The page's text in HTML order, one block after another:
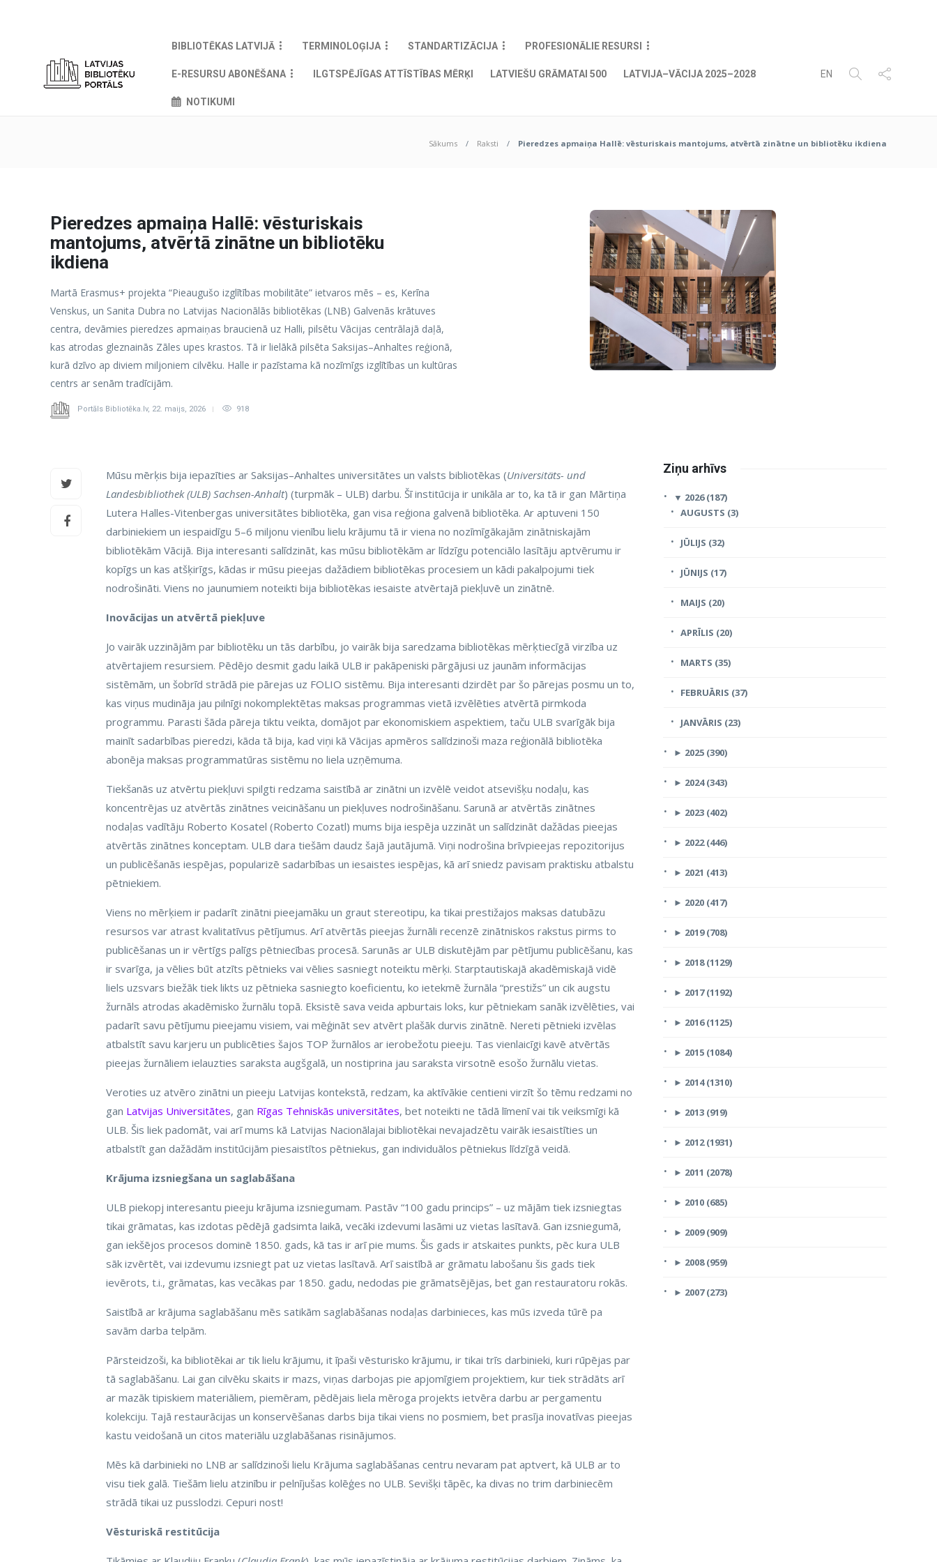
BIBLIOTĒKAS LATVIJĀ TERMINOLOĢIJA STANDARTIZĀCIJA PROFESIONĀLIE RESURSI
E-RESURSU ABONĒŠANA ILGTSPĒJĪGAS ATTĪSTĪBAS MĒRĶI LATVIEŠU GRĀMATAI 500 LATVIJA–VĀCIJA 2025–2028
NOTIKUMI
EN
Sākums Raksti Pieredzes apmaiņa Hallē: vēsturiskais mantojums, atvērtā zinātne un bibliotēku ikdiena
Pieredzes apmaiņa Hallē: vēsturiskais
mantojums, atvērtā zinātne un bibliotēku
ikdiena
Martā Erasmus+ projekta “Pieaugušo izglītības mobilitāte” ietvaros mēs – es, Kerīna
Venskus, un Sanita Dubra no Latvijas Nacionālās bibliotēkas (LNB) Galvenās krātuves
centra, devāmies pieredzes apmaiņas braucienā uz Halli, pilsētu Vācijas centrālajā daļā,
kas atrodas gleznainās Zāles upes krastos. Tā ir lielākā pilsēta Saksijas–Anhaltes reģionā,
kurā dzīvo ap diviem miljoniem cilvēku. Halle ir pazīstama kā nozīmīgs izglītības un kultūras
centrs ar senām tradīcijām.
Portāls Bibliotēka.lv, 22. maijs, 2026 918
Mūsu mērķis bija iepazīties ar Saksijas–Anhaltes universitātes un valsts bibliotēkas (Universitäts- und
Landesbibliothek (ULB) Sachsen-Anhalt) (turpmāk – ULB) darbu. Šī institūcija ir unikāla ar to, ka tā ir gan Mārtiņa
Lutera Halles-Vitenbergas universitātes bibliotēka, gan visa reģiona galvenā bibliotēka. Ar aptuveni 150
darbiniekiem un iespaidīgu 5–6 miljonu vienību lielu krājumu tā ir viena no nozīmīgākajām zinātniskajām
bibliotēkām Vācijā. Bija interesanti salīdzināt, kas mūsu bibliotēkām ar līdzīgu potenciālo lasītāju aptvērumu ir
kopīgs un kas atšķirīgs, kādas ir mūsu pieejas dažādiem bibliotēkas procesiem un kādi pakalpojumi tiek
nodrošināti. Viens no jaunumiem noteikti bija bibliotēkas iesaiste atvērtajā piekļuvē un zinātnē.
Inovācijas un atvērtā piekļuve
Jo vairāk uzzinājām par bibliotēku un tās darbību, jo vairāk bija saredzama bibliotēkas mērķtiecīgā virzība uz
atvērtajiem resursiem. Pēdējo desmit gadu laikā ULB ir pakāpeniski pārgājusi uz jaunām informācijas
sistēmām, un šobrīd strādā pie pārejas uz FOLIO sistēmu. Bija interesanti dzirdēt par šo pārejas posmu un to,
kas viņus mudināja jau pilnīgi nokomplektētas maksas programmas vietā izvēlēties atvērtā pirmkoda
programmu. Parasti šāda pāreja tiktu veikta, domājot par ekonomiskiem aspektiem, taču ULB svarīgāk bija
mainīt sadarbības pieredzi, kāda tā bija, kad viņi kā Vācijas apmēros salīdzinoši maza reģionālā bibliotēka
abonēja maksas programmatūras sistēmu no liela uzņēmuma.
Tiekšanās uz atvērtu piekļuvi spilgti redzama saistībā ar zinātni un izvēlē veidot atsevišķu nodaļu, kas
koncentrējas uz atvērtās zinātnes veicināšanu un piekļuves nodrošināšanu. Sarunā ar atvērtās zinātnes
nodaļas vadītāju Roberto Kosatel (Roberto Cozatl) mums bija iespēja uzzināt un salīdzināt dažādas pieejas
atvērtās zinātnes konceptam. ULB dara tiešām daudz šajā jautājumā. Viņi nodrošina brīvpieejas repozitorijus
un publicēšanās iespējas, popularizē sadarbības un iesaistes iespējas, kā arī sniedz pavisam praktisku atbalstu
pētniekiem.
Viens no mērķiem ir padarīt zinātni pieejamāku un graut stereotipu, ka tikai prestižajos maksas datubāzu
resursos var atrast kvalitatīvus pētījumus. Arī atvērtās pieejas žurnāli recenzē zinātniskos rakstus pirms to
publicēšanas un ir vērtīgs palīgs pētniecības procesā. Sarunās ar ULB diskutējām par pētījumu publicēšanu, kas
ir svarīga, ja vēlies būt atzīts pētnieks vai vēlies sasniegt noteiktu mērķi. Starptautiskajā akadēmiskajā vidē
liels uzsvars biežāk tiek likts uz pētnieka sasniegto koeficientu, ko ietekmē žurnāla “prestižs” un cik augstu
žurnāls atrodas akadēmisko žurnālu topā. Eksistē sava veida apburtais loks, kur pētniekam sanāk izvēlēties, vai
padarīt savu pētījumu pieejamu visiem, vai mēģināt sev atvērt plašāk durvis zinātnē. Nereti pētnieki izvēlas
atbalstīt savu karjeru un publicēties šajos TOP žurnālos ar ierobežotu pieeju. Tas vienlaicīgi kavē atvērtās
pieejas žurnāliem ielauzties saraksta augšgalā, un nostiprina jau saraksta virsotnē esošo žurnālu vietas.
Veroties uz atvēro zinātni un pieeju Latvijas kontekstā, redzam, ka aktīvākie centieni virzīt šo tēmu redzami no
gan Latvijas Universitātes, gan Rīgas Tehniskās universitātes, bet noteikti ne tādā līmenī vai tik veiksmīgi kā
ULB. Šis liek padomāt, vai arī mums kā Latvijas Nacionālajai bibliotēkai nevajadzētu vairāk iesaistīties un
atbalstīt gan dažādām institūcijām piesaistītos pētniekus, gan individuālos pētniekus līdzīgā veidā.
Krājuma izsniegšana un saglabāšana
ULB piekopj interesantu pieeju krājuma izsniegumam. Pastāv “100 gadu princips” – uz mājām tiek izsniegtas
tikai grāmatas, kas izdotas pēdējā gadsimta laikā, vecāki izdevumi lasāmi uz vietas lasītavā. Gan izsniegumā,
gan iekšējos procesos dominē 1850. gads, kā tas ir arī pie mums. Šis gads ir atskaites punkts, pēc kura ULB
sāk izvērtēt, vai izdevumu izsniegt pat uz vietas lasītavā. Arī saistībā ar grāmatu labošanu šis gads tiek
ievērots, t.i., grāmatas, kas vecākas par 1850. gadu, nedodas pie grāmatsējējas, bet gan restauratoru rokās.
Saistībā ar krājuma saglabāšanu mēs satikām saglabāšanas nodaļas darbinieces, kas mūs izveda tūrē pa
savām darba telpām.
Pārsteidzoši, ka bibliotēkai ar tik lielu krājumu, it īpaši vēsturisko krājumu, ir tikai trīs darbinieki, kuri rūpējas par
tā saglabāšanu. Lai gan cilvēku skaits ir mazs, viņas darbojas pie apjomīgiem projektiem, kur tiek strādāts arī
ar mazāk tipiskiem materiāliem, piemēram, pēdējais liela mēroga projekts ietvēra darbu ar pergamentu
kolekciju. Tajā restaurācijas un konservēšanas darbs bija tikai viens no posmiem, bet prasīja inovatīvas pieejas
kastu veidošanā un citos materiālu uzglabāšanas risinājumos.
Mēs kā darbinieki no LNB ar salīdzinoši lielu Krājuma saglabāšanas centru nevaram pat aptvert, kā ULB ar to
visu tiek galā. Tiešām lielu atzinību ir pelnījušas kolēģes no ULB. Sevišķi tāpēc, ka divas no trim darbiniecēm
strādā tikai uz pusslodzi. Cepuri nost!
Vēsturiskā restitūcija
Ziņu arhīvs
▼ 2026 (187)
AUGUSTS (3)
JŪLIJS (32)
JŪNIJS (17)
MAIJS (20)
APRĪLIS (20)
MARTS (35)
FEBRUĀRIS (37)
JANVĀRIS (23)
► 2025 (390)
► 2024 (343)
► 2023 (402)
► 2022 (446)
► 2021 (413)
► 2020 (417)
► 2019 (708)
► 2018 (1129)
► 2017 (1192)
► 2016 (1125)
► 2015 (1084)
► 2014 (1310)
► 2013 (919)
► 2012 (1931)
► 2011 (2078)
► 2010 (685)
► 2009 (909)
► 2008 (959)
► 2007 (273)